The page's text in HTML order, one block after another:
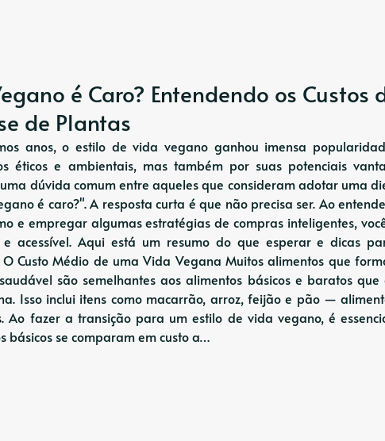
é Caro? Entendendo os Custos
de Plantas
anos, o estilo de vida vegano ganhou imensa
éticos e ambientais, mas também por suas potenciais
dúvida comum entre aqueles que consideram adotar uma
é caro?". A resposta curta é que não precisa ser. Ao
e empregar algumas estratégias de compras inteligentes,
acessível. Aqui está um resumo do que esperar e dicas
O Custo Médio de uma Vida Vegana Muitos alimentos que
são semelhantes aos alimentos básicos e baratos
Isso inclui itens como macarrão, arroz, feijão e pão —
Ao fazer a transição para um estilo de vida vegano, é
básicos se comparam em custo a…